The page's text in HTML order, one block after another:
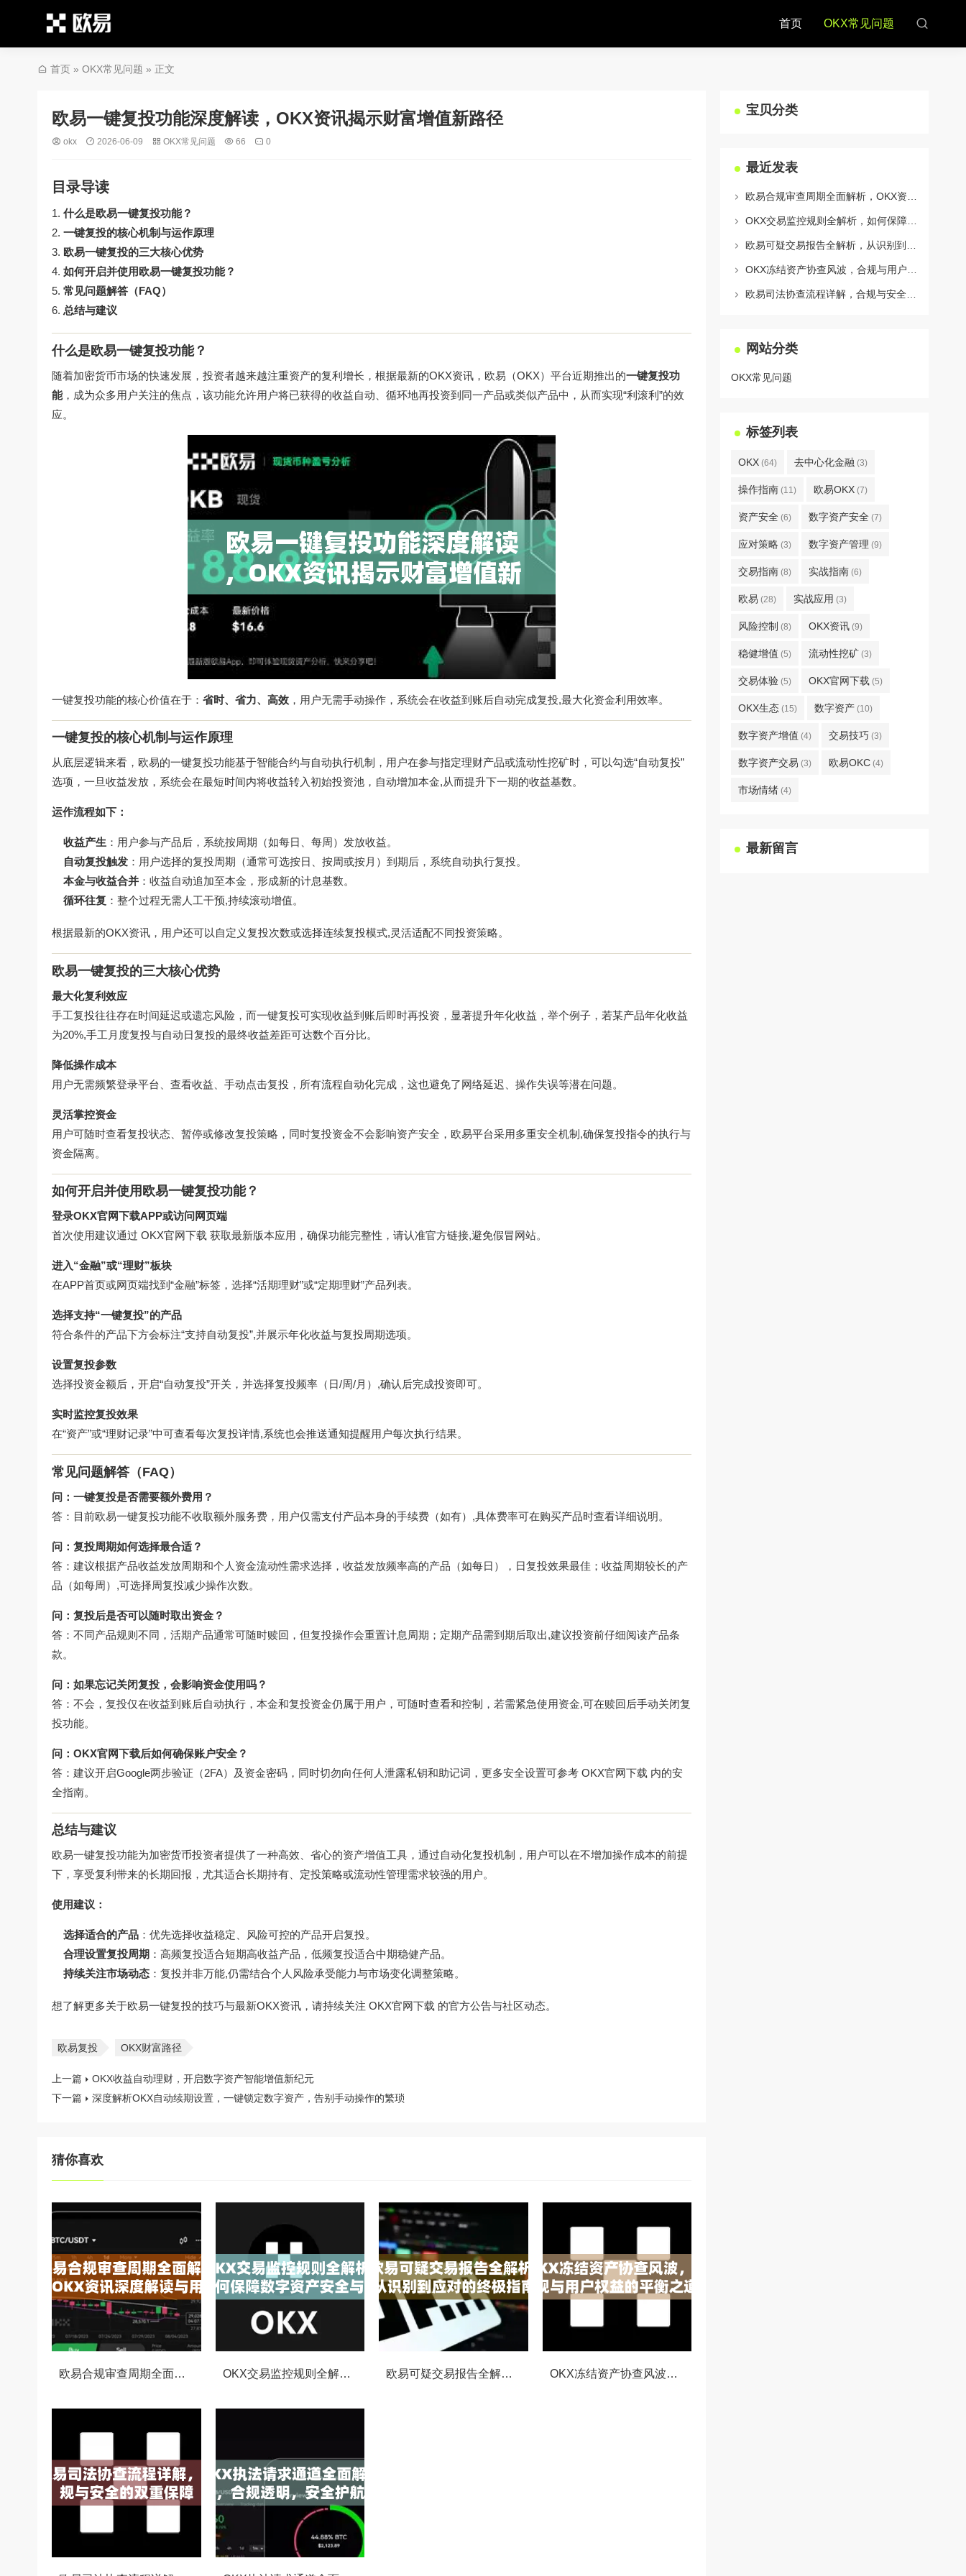
首页 OKX常见问题
首页 » OKX常见问题 » 正文
欧易一键复投功能深度解读，OKX资讯揭示财富增值新路径
okx 2026-06-09 OKX常见问题 66 0
目录导读
什么是欧易一键复投功能？
一键复投的核心机制与运作原理
欧易一键复投的三大核心优势
如何开启并使用欧易一键复投功能？
常见问题解答（FAQ）
总结与建议
什么是欧易一键复投功能？
随着加密货币市场的快速发展，投资者越来越注重资产的复利增长，根据最新的OKX资讯，欧易（OKX）平台近期推出的一键复投功
能，成为众多用户关注的焦点，该功能允许用户将已获得的收益自动、循环地再投资到同一产品或类似产品中，从而实现“利滚利”的效
应。
一键复投功能的核心价值在于： 省时、省力、高效 ，用户无需手动操作，系统会在收益到账后自动完成复投,最大化资金利用效率。
一键复投的核心机制与运作原理
从底层逻辑来看，欧易的一键复投功能基于智能合约与自动执行机制，用户在参与指定理财产品或流动性挖矿时，可以勾选“自动复投”
选项，一旦收益发放，系统会在最短时间内将收益转入初始投资池，自动增加本金,从而提升下一期的收益基数。
运作流程如下：
收益产生 ：用户参与产品后，系统按周期（如每日、每周）发放收益。
自动复投触发 ：用户选择的复投周期（通常可选按日、按周或按月）到期后，系统自动执行复投。
本金与收益合并 ：收益自动追加至本金，形成新的计息基数。
循环往复 ：整个过程无需人工干预,持续滚动增值。
根据最新的OKX资讯，用户还可以自定义复投次数或选择连续复投模式,灵活适配不同投资策略。
欧易一键复投的三大核心优势
最大化复利效应
手工复投往往存在时间延迟或遗忘风险，而一键复投可实现收益到账后即时再投资，显著提升年化收益，举个例子，若某产品年化收益
为20%,手工月度复投与自动日复投的最终收益差距可达数个百分比。
降低操作成本
用户无需频繁登录平台、查看收益、手动点击复投，所有流程自动化完成，这也避免了网络延迟、操作失误等潜在问题。
灵活掌控资金
用户可随时查看复投状态、暂停或修改复投策略，同时复投资金不会影响资产安全，欧易平台采用多重安全机制,确保复投指令的执行与
资金隔离。
如何开启并使用欧易一键复投功能？
登录OKX官网下载APP或访问网页端
首次使用建议通过 OKX官网下载 获取最新版本应用，确保功能完整性，请认准官方链接,避免假冒网站。
进入“金融”或“理财”板块
在APP首页或网页端找到“金融”标签，选择“活期理财”或“定期理财”产品列表。
选择支持“一键复投”的产品
符合条件的产品下方会标注“支持自动复投”,并展示年化收益与复投周期选项。
设置复投参数
选择投资金额后，开启“自动复投”开关，并选择复投频率（日/周/月）,确认后完成投资即可。
实时监控复投效果
在“资产”或“理财记录”中可查看每次复投详情,系统也会推送通知提醒用户每次执行结果。
常见问题解答（FAQ）
问：一键复投是否需要额外费用？
答：目前欧易一键复投功能不收取额外服务费，用户仅需支付产品本身的手续费（如有）,具体费率可在购买产品时查看详细说明。
问：复投周期如何选择最合适？
答：建议根据产品收益发放周期和个人资金流动性需求选择，收益发放频率高的产品（如每日），日复投效果最佳；收益周期较长的产
品（如每周）,可选择周复投减少操作次数。
问：复投后是否可以随时取出资金？
答：不同产品规则不同，活期产品通常可随时赎回，但复投操作会重置计息周期；定期产品需到期后取出,建议投资前仔细阅读产品条
款。
问：如果忘记关闭复投，会影响资金使用吗？
答：不会，复投仅在收益到账后自动执行，本金和复投资金仍属于用户，可随时查看和控制，若需紧急使用资金,可在赎回后手动关闭复
投功能。
问：OKX官网下载后如何确保账户安全？
答：建议开启Google两步验证（2FA）及资金密码，同时切勿向任何人泄露私钥和助记词，更多安全设置可参考 OKX官网下载 内的安
全指南。
总结与建议
欧易一键复投功能为加密货币投资者提供了一种高效、省心的资产增值工具，通过自动化复投机制，用户可以在不增加操作成本的前提
下，享受复利带来的长期回报，尤其适合长期持有、定投策略或流动性管理需求较强的用户。
使用建议：
选择适合的产品 ：优先选择收益稳定、风险可控的产品开启复投。
合理设置复投周期 ：高频复投适合短期高收益产品，低频复投适合中期稳健产品。
持续关注市场动态 ：复投并非万能,仍需结合个人风险承受能力与市场变化调整策略。
想了解更多关于欧易一键复投的技巧与最新OKX资讯，请持续关注 OKX官网下载 的官方公告与社区动态。
欧易复投 OKX财富路径
上一篇
OKX收益自动理财，开启数字资产智能增值新纪元
下一篇
深度解析OKX自动续期设置，一键锁定数字资产，告别手动操作的繁琐
猜你喜欢
欧易合规审查周期全面解析，OKX资讯深度解读与用户答疑 OKX交易监控规则全解析，如何保障数字资产安全与合规交易 欧易可疑交易报告全解析，从识别到应对的终极指南 OKX冻结资产协查风波，合规与用户权益的平衡之道
宝贝分类
最近发表
网站分类
OKX常见问题
标签列表
OKX (64) 去中心化金融 (3)
操作指南 (11) 欧易OKX (7)
资产安全 (6) 数字资产安全 (7)
应对策略 (3) 数字资产管理 (9)
交易指南 (8) 实战指南 (6)
欧易 (28) 实战应用 (3)
风险控制 (8) OKX资讯 (9)
稳健增值 (5) 流动性挖矿 (3)
交易体验 (5) OKX官网下载 (5)
OKX生态 (15) 数字资产 (10)
数字资产增值 (4) 交易技巧 (3)
数字资产交易 (3) 欧易OKC (4)
市场情绪 (4)
最新留言